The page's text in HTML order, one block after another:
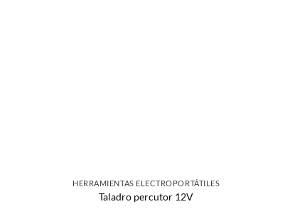
HERRAMIENTAS ELECTROPORTÁTILES
Taladro percutor 12V